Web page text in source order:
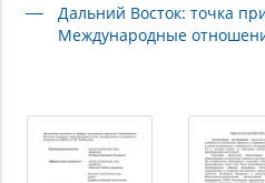
Дальний Восток: точка
Международные